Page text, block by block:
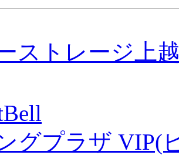
ストレージ上
グプラザ VIP(